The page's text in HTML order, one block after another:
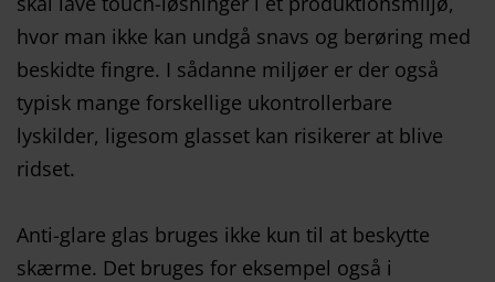
hvor man ikke kan undgå snavs og berøring med
beskidte fingre. I sådanne miljøer er der også
typisk mange forskellige ukontrollerbare
lyskilder, ligesom glasset kan risikerer at blive
ridset.
Anti-glare glas bruges ikke kun til at beskytte
skærme. Det bruges for eksempel også i